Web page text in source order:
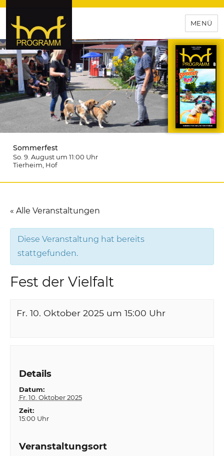
hof-programm – das
Veranstaltungsportal für
Hochfranken
MENÜ
Sommerfest
So. 9. August um 11:00 Uhr
Tierheim , Hof
« Alle Veranstaltungen
Diese Veranstaltung hat bereits
stattgefunden.
Fest der Vielfalt
Fr. 10. Oktober 2025 um 15:00 Uhr
Details
Datum:
Fr. 10. Oktober 2025
Zeit:
15:00 Uhr
Veranstaltungsort